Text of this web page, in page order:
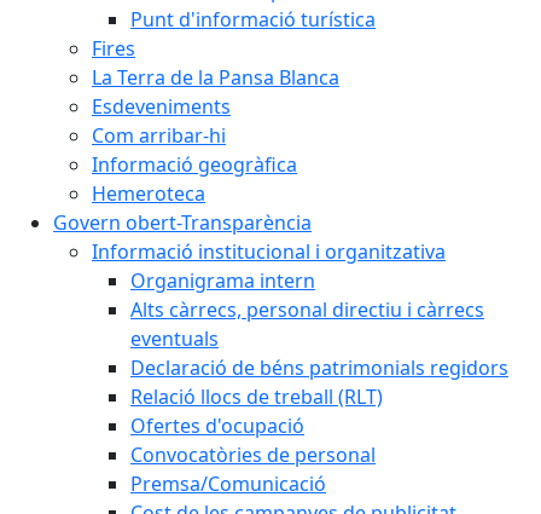
Punt d'informació turística
Fires
La Terra de la Pansa Blanca
Esdeveniments
Com arribar-hi
Informació geogràfica
Hemeroteca
Govern obert-Transparència
Informació institucional i organitzativa
Organigrama intern
Alts càrrecs, personal directiu i càrrecs
eventuals
Declaració de béns patrimonials regidors
Relació llocs de treball (RLT)
Ofertes d'ocupació
Convocatòries de personal
Premsa/Comunicació